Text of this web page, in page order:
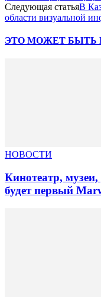
Следующая статьяВ
области визуальной
ЭТО МОЖЕТ БЫТЬ
НОВОСТИ
Кинотеатр,
будет первый